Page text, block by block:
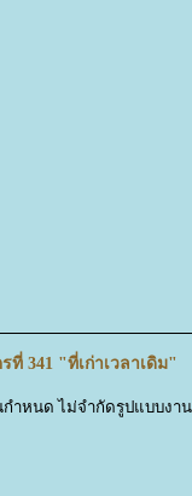
341 "ที่เก่าเวลาเดิม"
กำหนด ไม่จำกัดรูปแบบงา